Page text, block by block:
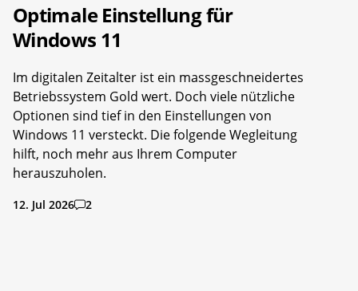
Optimale Einstellung für
Windows 11
Im digitalen Zeitalter ist ein massgeschneidertes
Betriebssystem Gold wert. Doch viele nützliche
Optionen sind tief in den Einstellungen von
Windows 11 versteckt. Die folgende Wegleitung
hilft, noch mehr aus Ihrem Computer
herauszuholen.
12. Jul 2026 2